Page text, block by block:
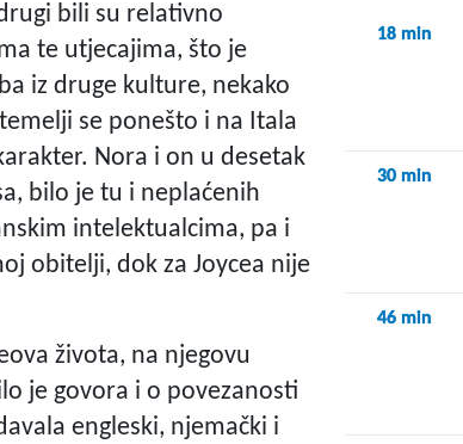
bili su relativno
te utjecajima, što je
iz druge kulture, nekako
se ponešto i na Itala
Nora i on u desetak
bilo je tu i neplaćenih
intelektualcima, pa i
obitelji, dok za Joycea nije
života, na njegovu
je govora i o povezanosti
engleski, njemački i
18 min
30 min
46 min